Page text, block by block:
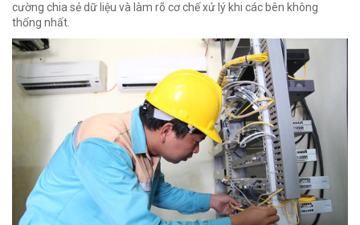
cường chia sẻ dữ liệu và làm rõ cơ chế xử lý khi các bên không
thống nhất.